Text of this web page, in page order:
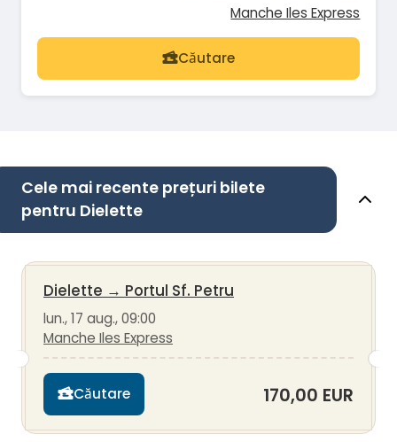
Manche Iles Express
Căutare
Cele mai recente prețuri bilete
pentru Dielette
Dielette → Portul Sf. Petru
lun., 17 aug., 09:00
Manche Iles Express
Căutare 170,00 EUR